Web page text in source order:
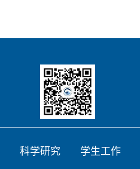
科学研究 学生工作